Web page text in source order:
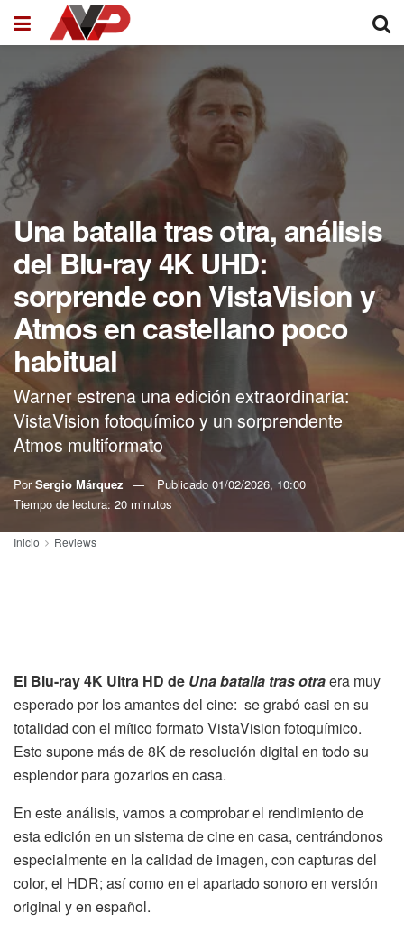
Una batalla tras otra, análisis
del Blu-ray 4K UHD:
sorprende con VistaVision y
Atmos en castellano poco
habitual
Warner estrena una edición extraordinaria:
VistaVision fotoquímico y un sorprendente
Atmos multiformato
Por Sergio Márquez Publicado 01/02/2026, 10:00
Tiempo de lectura: 20 minutos
Inicio Reviews
El Blu-ray 4K Ultra HD de Una batalla tras otraera muy
esperado por los amantes del cine: se grabó casi en su
totalidad con el mítico formato VistaVision fotoquímico.
Esto supone más de 8K de resolución digital en todo su
esplendor para gozarlos en casa.
En este análisis, vamos a comprobar el rendimiento de
esta edición en un sistema de cine en casa, centrándonos
especialmente en la calidad de imagen, con capturas del
color, el HDR; así como en el apartado sonoro en versión
original y en español.